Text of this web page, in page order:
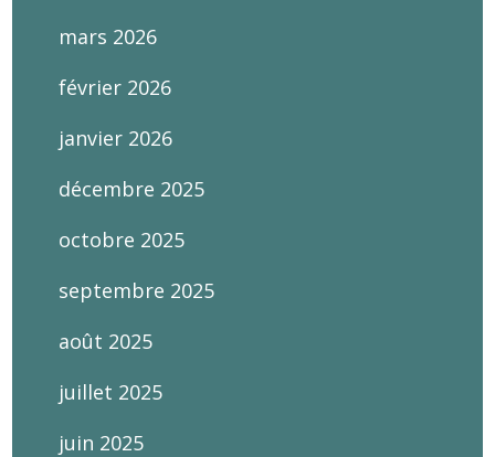
mars 2026
février 2026
janvier 2026
décembre 2025
octobre 2025
septembre 2025
août 2025
juillet 2025
juin 2025